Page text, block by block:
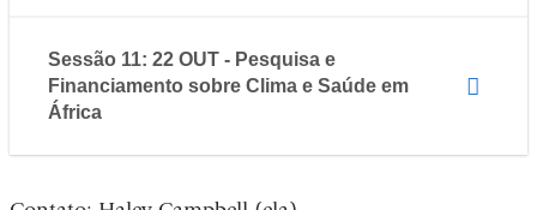
Sessão 11: 22 OUT - Pesquisa e
Financiamento sobre Clima e Saúde em
África